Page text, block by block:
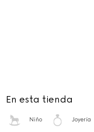
En esta tienda
Niño Joyería